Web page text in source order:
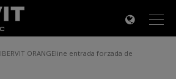
ORANGEline entrada forzada de